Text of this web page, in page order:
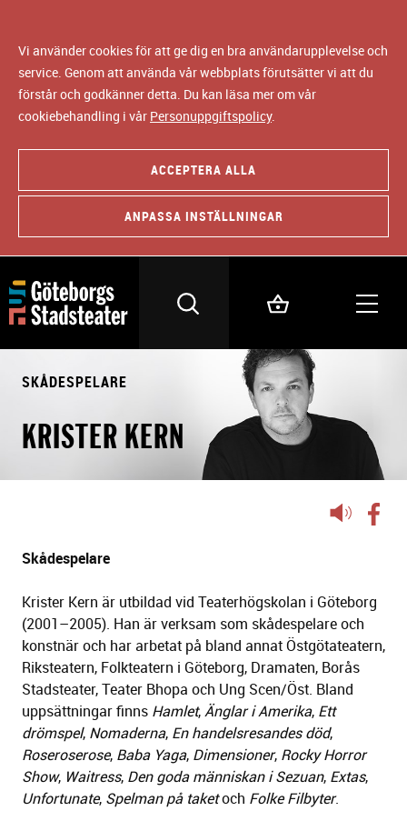
Vi använder cookies för att ge dig en bra användarupplevelse och
service. Genom att använda vår webbplats förutsätter vi att du
förstår och godkänner detta. Du kan läsa mer om vår
cookiebehandling i vår Personuppgiftspolicy.
ACCEPTERA ALLA
ANPASSA INSTÄLLNINGAR
SKÅDESPELARE
KRISTER KERN
Lyssna
Skådespelare
Krister Kern är utbildad vid Teaterhögskolan i Göteborg
(2001–2005). Han är verksam som skådespelare och
konstnär och har arbetat på bland annat Östgötateatern,
Riksteatern, Folkteatern i Göteborg, Dramaten, Borås
Stadsteater, Teater Bhopa och Ung Scen/Öst. Bland
uppsättningar finns Hamlet,Änglar i Amerika, Ett
drömspel, Nomaderna, En handelsresandes död,
Roseroserose, Baba Yaga, Dimensioner, Rocky Horror
Show, Waitress, Den goda människan i Sezuan, Extas,
Unfortunate, Spelman på taketoch Folke Filbyter.